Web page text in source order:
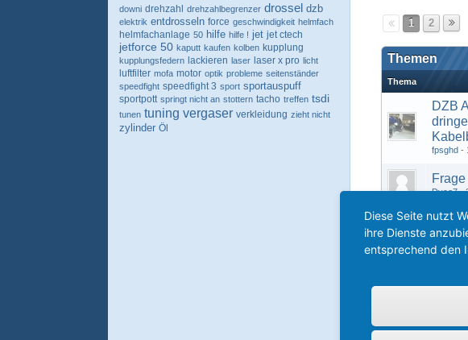
downi drehzahl drehzahlbegrenzer drossel dzb
elektrik entdrosseln force geschwindigkeit helmfach
helmfachanlage 50 hilfe hilfe ! jet jet ctech
jetforce 50 kaputt kaufen kolben kupplung
kupplungsfedern lackieren laser laser x pro licht
luftfilter mofa motor optik probleme seitenständer
speedfight speedfight 3 sport sportauspuff
sportpott springt nicht an stottern tacho treffen tsdi
tunen tuning vergaser verkleidung zieht nicht
zylinder Öl
1 2
Themen
Thema
DZB
fpsghd
Frage
Dyce7
Blue
dome10
Diese Seite nutzt
ihre Dienste
entsprechend den